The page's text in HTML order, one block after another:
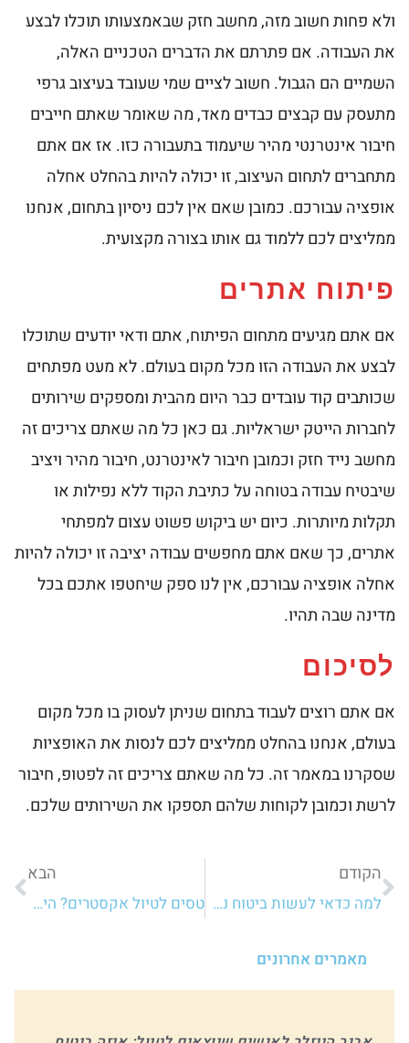
ולא פחות חשוב מזה, מחשב חזק שבאמצעותו תוכלו לבצע
את העבודה. אם פתרתם את הדברים הטכניים האלה,
השמיים הם הגבול. חשוב לציים שמי שעובד בעיצוב גרפי
מתעסק עם קבצים כבדים מאד, מה שאומר שאתם חייבים
חיבור אינטרנטי מהיר שיעמוד בתעבורה כזו. אז אם אתם
מתחברים לתחום העיצוב, זו יכולה להיות בהחלט אחלה
אופציה עבורכם. כמובן שאם אין לכם ניסיון בתחום, אנחנו
ממליצים לכם ללמוד גם אותו בצורה מקצועית.
פיתוח אתרים
אם אתם מגיעים מתחום הפיתוח, אתם ודאי יודעים שתוכלו
לבצע את העבודה הזו מכל מקום בעולם. לא מעט מפתחים
שכותבים קוד עובדים כבר היום מהבית ומספקים שירותים
לחברות הייטק ישראליות. גם כאן כל מה שאתם צריכים זה
מחשב נייד חזק וכמובן חיבור לאינטרנט, חיבור מהיר ויציב
שיבטיח עבודה בטוחה על כתיבת הקוד ללא נפילות או
תקלות מיותרות. כיום יש ביקוש פשוט עצום למפתחי
אתרים, כך שאם אתם מחפשים עבודה יציבה זו יכולה להיות
אחלה אופציה עבורכם, אין לנו ספק שיחטפו אתכם בכל
מדינה שבה תהיו.
לסיכום
אם אתם רוצים לעבוד בתחום שניתן לעסוק בו מכל מקום
בעולם, אנחנו בהחלט ממליצים לכם לנסות את האופציות
שסקרנו במאמר זה. כל מה שאתם צריכים זה לפטופ, חיבור
לרשת וכמובן לקוחות שלהם תספקו את השירותים שלכם.
הקודם
למה כדאי לעשות ביטוח נסיעות לחו"ל?
הבא
טסים לטיול אקסטרים? הינה האביזרים שאתם חייבים לארוז!
מאמרים אחרונים